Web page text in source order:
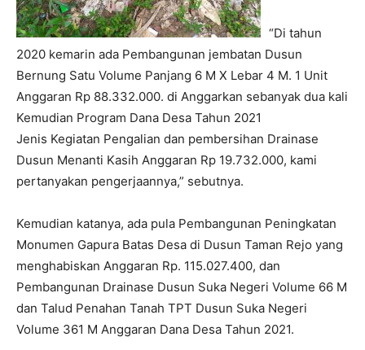
“Di tahun
2020 kemarin ada Pembangunan jembatan Dusun
Bernung Satu Volume Panjang 6 M X Lebar 4 M. 1 Unit
Anggaran Rp 88.332.000. di Anggarkan sebanyak dua kali
Kemudian Program Dana Desa Tahun 2021
Jenis Kegiatan Pengalian dan pembersihan Drainase
Dusun Menanti Kasih Anggaran Rp 19.732.000, kami
pertanyakan pengerjaannya,” sebutnya.
Kemudian katanya, ada pula Pembangunan Peningkatan
Monumen Gapura Batas Desa di Dusun Taman Rejo yang
menghabiskan Anggaran Rp. 115.027.400, dan
Pembangunan Drainase Dusun Suka Negeri Volume 66 M
dan Talud Penahan Tanah TPT Dusun Suka Negeri
Volume 361 M Anggaran Dana Desa Tahun 2021.